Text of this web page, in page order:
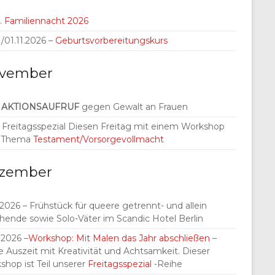
Familiennacht 2026
01.11.2026 – Geburtsvorbereitungskurs
AKTIONSAUFRUFgegen Gewalt an Frauen
Freitagsspezial Diesen Freitag mit einem Workshop
Testament/Vorsorgevollmacht
– Frühstück für queere getrennt- und allein
sowie Solo-Väter im Scandic Hotel Berlin
–Workshop: Mit Malen das Jahr abschließen –
Auszeit mit Kreativität und Achtsamkeit. Dieser
ist Teil unserer Freitagsspezial -Reihe